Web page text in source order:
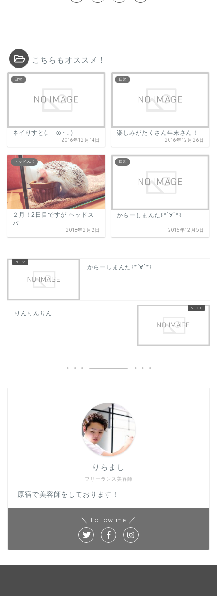
こちらもオススメ！
日常
ネイりすと(｡ゝω・｡)ゞ
2016年12月14日
日常
楽しみがたくさん年末さん！
2016年12月26日
ヘッドスパ
２月！2日目ですが ヘッドス
パ
2018年2月2日
日常
からーしまんた꒰*´∀`*꒱
2016年12月5日
からーしまんた꒰*´∀`*꒱
りんりんりん
フリーランス美容師
りらまし
原宿で美容師をしております！
＼ Follow me ／